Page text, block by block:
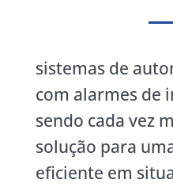
sistemas de
com alarmes de
sendo cada vez
solução para
eficiente em